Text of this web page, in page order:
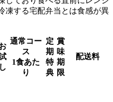
凍する宅配弁当とは食感が異
し
通常コー
ス
1食あた
り
定
期
特
典
賞
味
期
限
配送料